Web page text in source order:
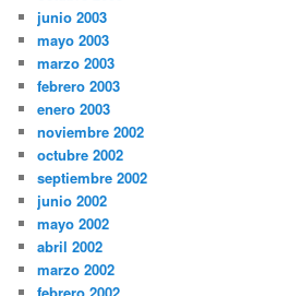
junio 2003
mayo 2003
marzo 2003
febrero 2003
enero 2003
noviembre 2002
octubre 2002
septiembre 2002
junio 2002
mayo 2002
abril 2002
marzo 2002